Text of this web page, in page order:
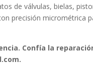
de válvulas, bielas,
precisión micrométrica
Confía la